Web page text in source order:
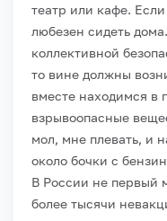
театр или кафе.
любезен сидеть
коллективной
то вине должны
вместе находимся в
взрывоопасные
мол, мне плевать, и
около бочки с
В России не первый
более тысячи